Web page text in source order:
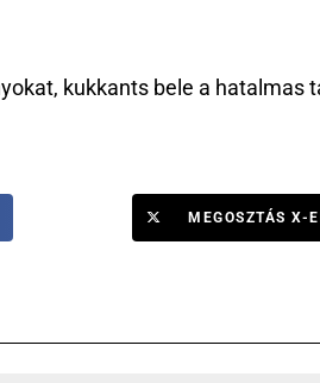
kukkants bele a hatalmas
MEGOSZTÁS X-